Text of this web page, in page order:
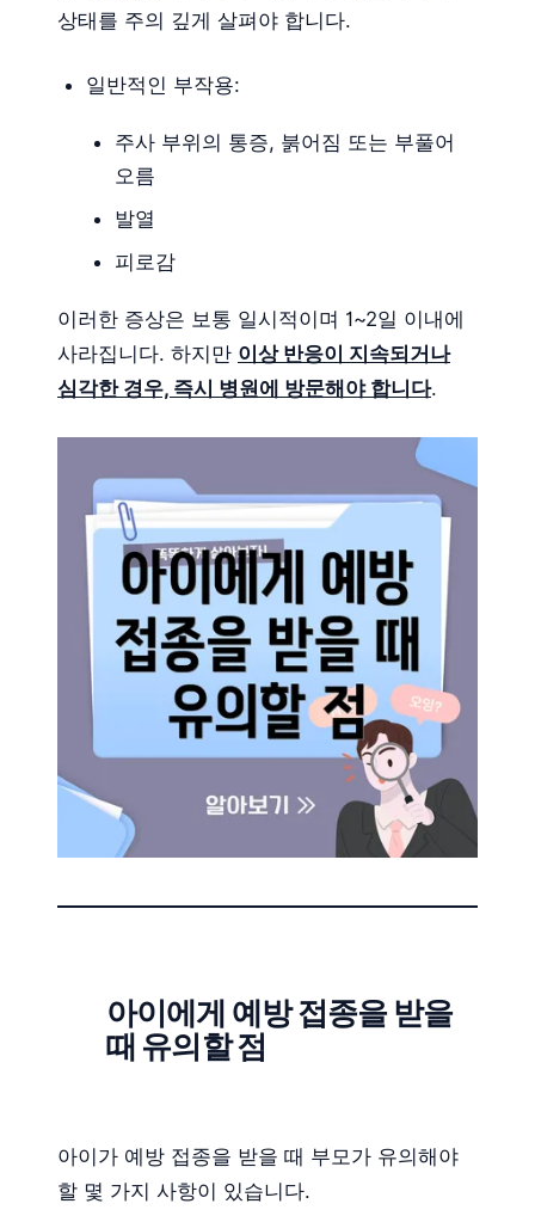
상태를 주의 깊게 살펴야 합니다.
일반적인 부작용:
주사 부위의 통증, 붉어짐 또는 부풀어
오름
발열
피로감
이러한 증상은 보통 일시적이며 1~2일 이내에
사라집니다. 하지만 이상 반응이 지속되거나
심각한 경우, 즉시 병원에 방문해야 합니다.
아이에게 예방 접종을 받을
때 유의할 점
아이가 예방 접종을 받을 때 부모가 유의해야
할 몇 가지 사항이 있습니다.